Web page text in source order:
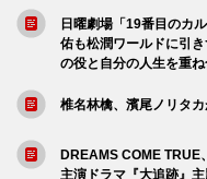
日曜劇場「19番目のカ
佑も松潤ワールドに引
の役と自分の人生を重
椎名林檎、濱尾ノリタ
DREAMS COME TRUE
主演ドラマ『大追跡』